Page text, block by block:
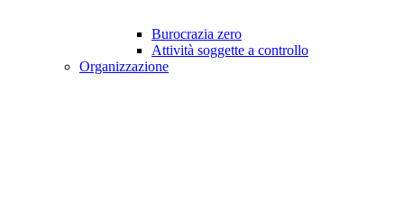
Burocrazia zero
Attività soggette a controllo
Organizzazione